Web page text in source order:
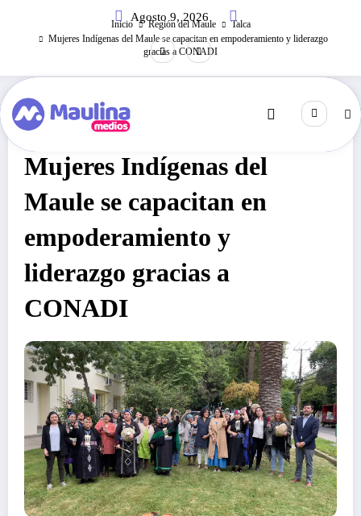
Agosto 9, 2026
Inicio Región del Maule
Talca
Mujeres Indígenas del Maule se capacitan en empoderamiento y liderazgo
gracias a CONADI
Talca Noviembre 8, 2024
Mujeres Indígenas del
Maule se capacitan en
empoderamiento y
liderazgo gracias a
CONADI